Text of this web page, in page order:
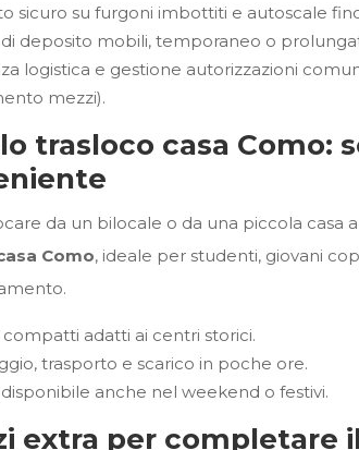
sicuro su furgoni imbottiti e autoscale
di deposito mobili, temporaneo o
logistica e gestione autorizzazioni
mezzi).
trasloco casa Como:
da un bilocale o da una piccola casa
Como, ideale per studenti, giovani
compatti adatti ai centri storici.
trasporto e scarico in poche ore.
disponibile anche nel weekend o festivi.
extra per completare